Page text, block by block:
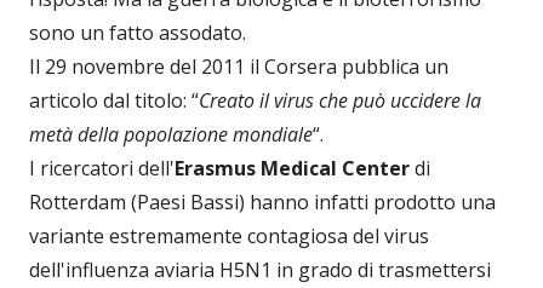
sono un fatto assodato.
Il 29 novembre del 2011 il Corsera pubblica un
articolo dal titolo: “Creato il virus che può uccidere la
metà della popolazione mondiale“.
I ricercatori dell'Erasmus Medical Centerdi
Rotterdam (Paesi Bassi) hanno infatti prodotto una
variante estremamente contagiosa del virus
dell'influenza aviaria H5N1 in grado di trasmettersi